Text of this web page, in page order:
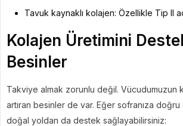
Tavuk kaynaklı kolajen: Özellikle Tip II
Kolajen Üretimini
Besinler
Takviye almak zorunlu değil. Vücudumuzun
artıran besinler de var. Eğer sofranıza doğru
doğal yoldan da destek sağlayabilirsiniz: